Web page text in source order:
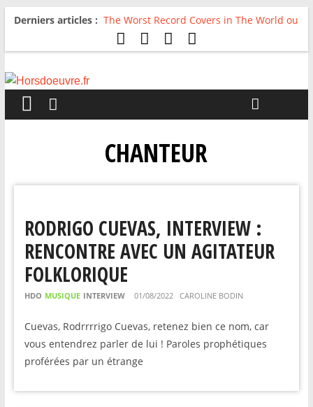
Derniers articles : The Worst Record Covers in The World ou
Comment rire du pire
Avril 2026 : C’est dans les vieux pots
For The First Time, Again : Tyler Ballgame
CHANTEUR
RODRIGO CUEVAS, INTERVIEW :
RENCONTRE AVEC UN AGITATEUR
FOLKLORIQUE
HDO MUSIQUE INTERVIEW 01/08/2022 CAROLINE BODIN
Cuevas, Rodrrrrigo Cuevas, retenez bien ce nom, car
vous entendrez parler de lui ! Paroles prophétiques
proférées par un étrange